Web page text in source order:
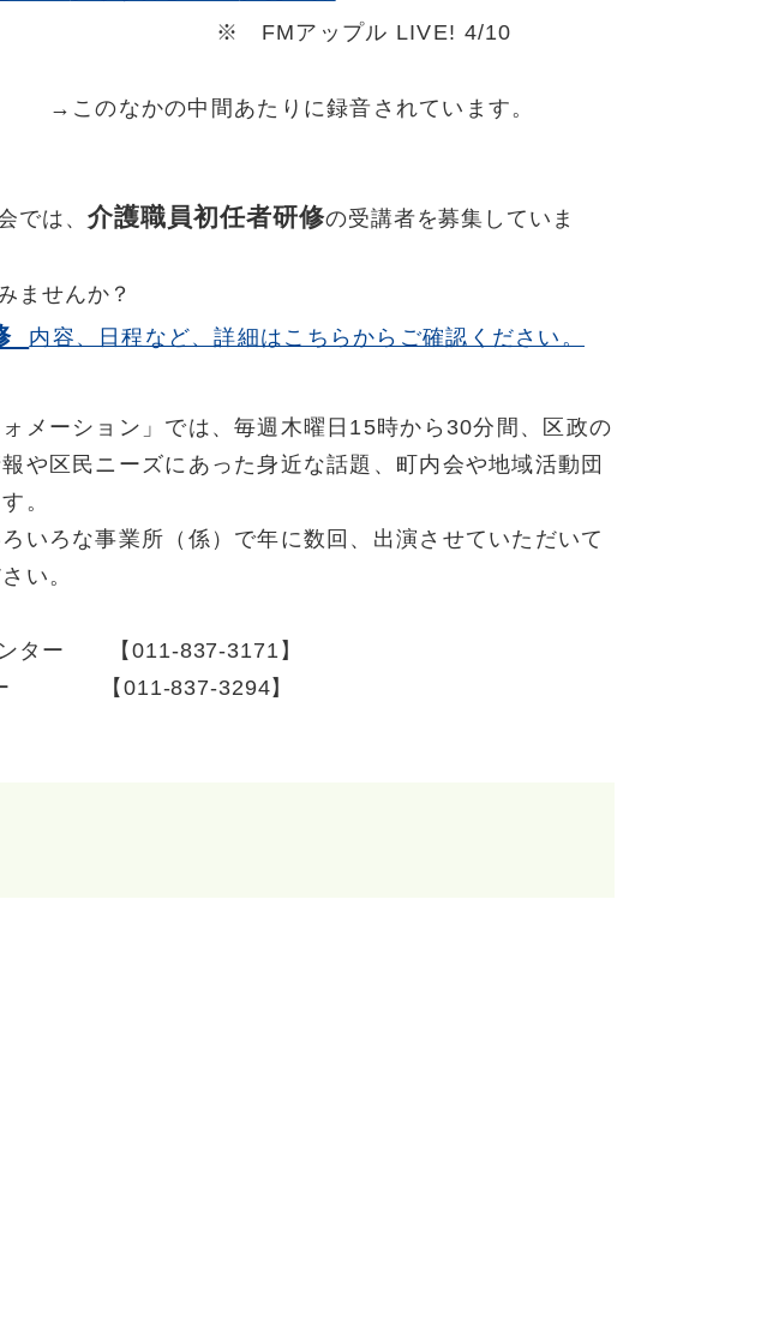
FMアップル LIVE! 4/10
間あたりに録音されています。
では、 介護職員初任者研修の受講者を募集していま
ませんか？
内容、日程など、詳細はこちらからご確認ください。
メーション」では、毎週木曜日15時から30分間、区政の
や区民ニーズにあった身近な話題、町内会や地域活動団
。
いろな事業所（係）で年に数回、出演させていただいて
い。
ンター 【011-837-3171】
011-837-3294】